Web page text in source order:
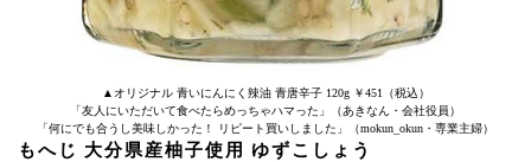
▲オリジナル 青いにんにく辣油 青唐辛子 120g ￥451（税込）
「友人にいただいて食べたらめっちゃハマった」（あきなん・会社役員）
「何にでも合うし美味しかった！ リピート買いしました」（mokun_okun・専業主婦）
もへじ 大分県産柚子使用 ゆずこしょう